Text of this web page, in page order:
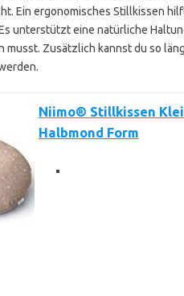
Ein ergonomisches Stillkissen
unterstützt eine natürliche
musst. Zusätzlich kannst du so
Niimo® Stillkissen
Halbmond Form